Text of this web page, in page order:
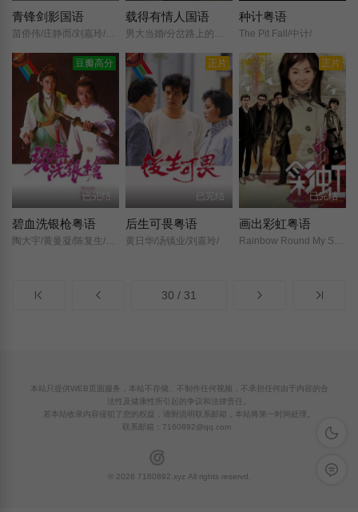
青锋剑影国语
苗侨伟/庄静而/刘嘉玲/陈荣峻/郭锋/刘兆铭/刘丹/严秋华/吴孟达/杨盼盼/
载得有情人国语
男大当婚/分岔路上的他和她/Rear Mirror/
种计粤语
The Pit Fall/中计/
豆瓣高分
已完结
碧血洗银枪粤语
陶大宇/黄曼凝/陈复生/鲍伟亮/虞天伟/邓汝超/梁洁华/朱铁和/白茵/谈庆泉/陈立品/罗青浩/廖骏雄/徐广林/苏汉生/曾玮明/龙天生/郑家生/谭一清/何璧坚/麦子云/
正片
已完结
后生可畏粤语
黄日华/汤镇业/刘嘉玲/
正片
已完结
画出彩虹粤语
Rainbow Round My Shoulder/
30 / 31
深色模
留言反
本站只提供WEB页面服务，本站不存储、不制作任何视频，不承担任何由于内容的合
法性及健康性所引起的争议和法律责任。
若本站收录内容侵犯了您的权益，请附说明联系邮箱，本站将第一时间处理。
联系邮箱： 7160892@qq.com
© 2026 7160892.xyz All rights reservd.